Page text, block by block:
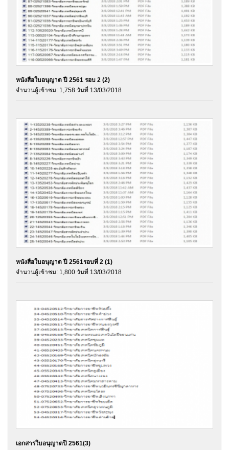
หนังสือใบอนุญาต ปี 2561 รอบ 2 (2)
จำนวนผู้เข้าชม: 1,758 วันที่ 13/03/2018
หนังสือใบอนุญาต ปี 2561รอบที่ 2 (1)
จำนวนผู้เข้าชม: 1,800 วันที่ 13/03/2018
เอกสารใบอนุญาตปี 2561(3)